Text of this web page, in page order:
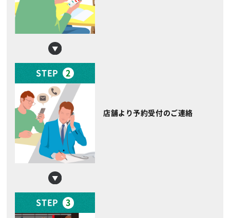
STEP 2
店舗より予約受付のご連絡
STEP 3